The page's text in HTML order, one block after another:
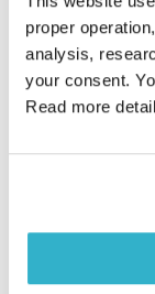
proper
analysis,
your consent.
Read more